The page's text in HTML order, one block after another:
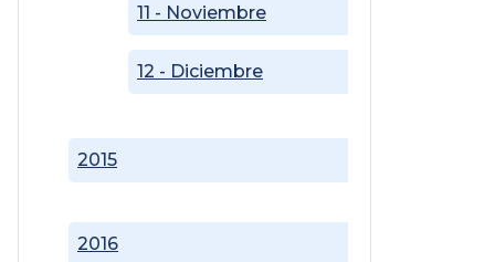
11 - Noviembre
12 - Diciembre
2015
2016